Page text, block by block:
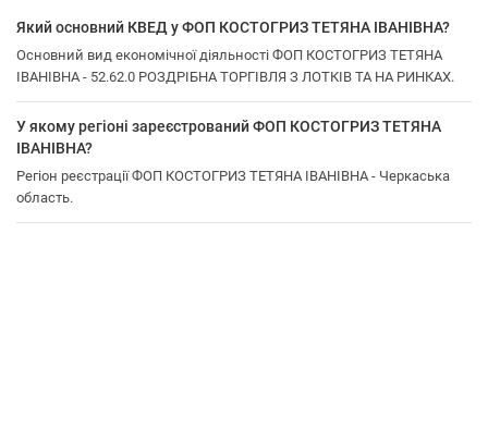
Який основний КВЕД у ФОП КОСТОГРИЗ ТЕТЯНА ІВАНІВНА?
Основний вид економічної діяльності ФОП КОСТОГРИЗ ТЕТЯНА
ІВАНІВНА - 52.62.0 РОЗДРІБНА ТОРГІВЛЯ З ЛОТКІВ ТА НА РИНКАХ.
У якому регіоні зареєстрований ФОП КОСТОГРИЗ ТЕТЯНА
ІВАНІВНА?
Регіон реєстрації ФОП КОСТОГРИЗ ТЕТЯНА ІВАНІВНА - Черкаська
область.